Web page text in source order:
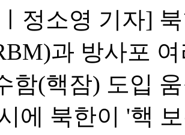
정소영 기자]
과 방사포
함(핵잠) 도입
에 북한이 '핵